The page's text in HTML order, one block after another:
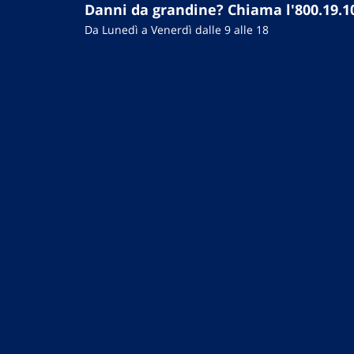
Danni da grandine? Chiama
Da Lunedì a Venerdì dalle 9 alle 18